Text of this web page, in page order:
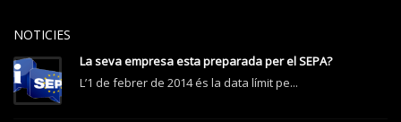
NOTICIES
La seva empresa esta preparada per el SEPA?
L’1 de febrer de 2014 és la data límit pe...